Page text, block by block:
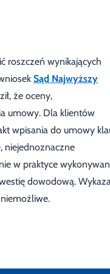
roszczeń wynikających
Sąd Najwyższy
że oceny,
umowy. Dla klientów
wpisania do umowy
niejednoznaczne
w praktyce
dowodową.